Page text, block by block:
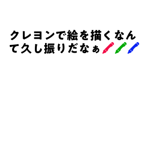
クレヨンで絵を描くなん
て久し振りだなぁ 🖍🖍🖍